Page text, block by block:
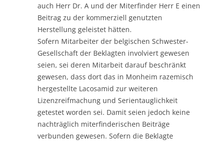
auch Herr Dr. A und der Miterfinder Herr E einen
Beitrag zu der kommerziell genutzten
Herstellung geleistet hätten.
Sofern Mitarbeiter der belgischen Schwester-
Gesellschaft der Beklagten involviert gewesen
seien, sei deren Mitarbeit darauf beschränkt
gewesen, dass dort das in Monheim razemisch
hergestellte Lacosamid zur weiteren
Lizenzreifmachung und Serientauglichkeit
getestet worden sei. Damit seien jedoch keine
nachträglich miterfinderischen Beiträge
verbunden gewesen. Sofern die Beklagte